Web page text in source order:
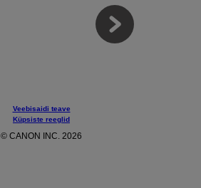
Veebisaidi teave
Küpsiste reeglid
© CANON INC. 2026